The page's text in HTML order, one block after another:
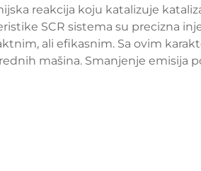
reakcija koju katalizuje
SCR sistema su precizna
ali efikasnim. Sa ovim
mašina. Smanjenje emisija